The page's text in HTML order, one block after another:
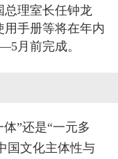
总理室长任钟龙
手册等将在年内
月前完成。
”还是“一元多
文化主体性与